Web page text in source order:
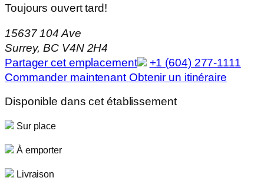
Toujours ouvert tard!
15637 104 Ave
Surrey, BC V4N 2H4
Partager cet emplacement
+1 (604) 277-1111
Commander maintenant Obtenir un itinéraire
Disponible dans cet établissement
Sur place
À emporter
Livraison